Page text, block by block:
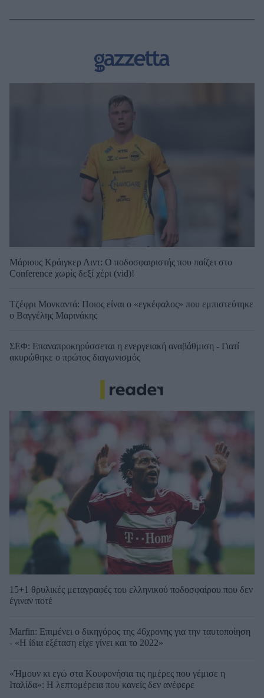
Μάριους Κράιγκερ Λιντ: Ο ποδοσφαιριστής που παίζει στο
Conference χωρίς δεξί χέρι (vid)!
Τζέφρι Μονκαντά: Ποιος είναι ο «εγκέφαλος» που εμπιστεύτηκε
ο Βαγγέλης Μαρινάκης
ΣΕΦ: Επαναπροκηρύσσεται η ενεργειακή αναβάθμιση - Γιατί
ακυρώθηκε ο πρώτος διαγωνισμός
15+1 θρυλικές μεταγραφές του ελληνικού ποδοσφαίρου που δεν
έγιναν ποτέ
Marfin: Επιμένει ο δικηγόρος της 46χρονης για την ταυτοποίηση
- «Η ίδια εξέταση είχε γίνει και το 2022»
«Ήμουν κι εγώ στα Κουφονήσια τις ημέρες που γέμισε η
Ιταλίδα»: Η λεπτομέρεια που κανείς δεν ανέφερε